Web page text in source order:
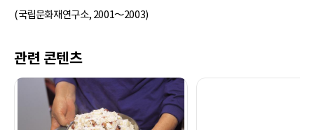
(국립문화재연구소, 2001～2003)
관련 콘텐츠